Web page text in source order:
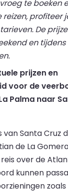
te boeken
reizen, profiteer
De
en tijdens
prijzen en
voor de
Palma naar
Santa Cruz
de La
over de
kunnen
zoals